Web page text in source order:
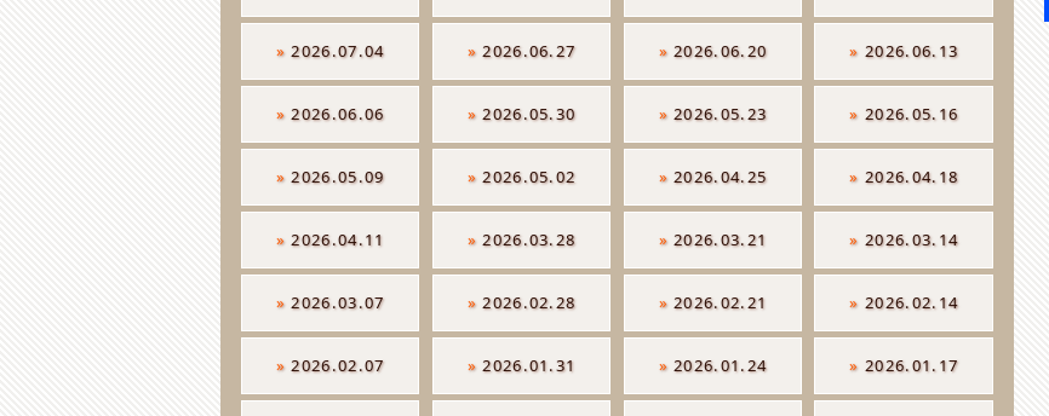
»2026.07.04 »2026.06.27 »2026.06.20 »2026.06.13
»2026.06.06 »2026.05.30 »2026.05.23 »2026.05.16
»2026.05.09 »2026.05.02 »2026.04.25 »2026.04.18
»2026.04.11 »2026.03.28 »2026.03.21 »2026.03.14
»2026.03.07 »2026.02.28 »2026.02.21 »2026.02.14
»2026.02.07 »2026.01.31 »2026.01.24 »2026.01.17